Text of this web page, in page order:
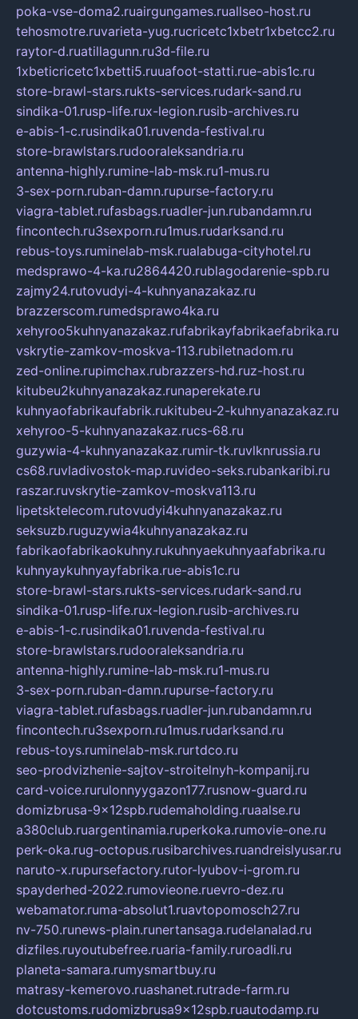
poka-vse-doma2.ruairgungames.ruallseo-host.ru
tehosmotre.ruvarieta-yug.rucricetc1xbetr1xbetcc2.ru
raytor-d.ruatillagunn.ru3d-file.ru
1xbeticricetc1xbetti5.ruuafoot-statti.rue-abis1c.ru
store-brawl-stars.rukts-services.rudark-sand.ru
sindika-01.rusp-life.rux-legion.rusib-archives.ru
e-abis-1-c.rusindika01.ruvenda-festival.ru
store-brawlstars.rudooraleksandria.ru
antenna-highly.rumine-lab-msk.ru1-mus.ru
3-sex-porn.ruban-damn.rupurse-factory.ru
viagra-tablet.rufasbags.ruadler-jun.rubandamn.ru
fincontech.ru3sexporn.ru1mus.rudarksand.ru
rebus-toys.ruminelab-msk.rualabuga-cityhotel.ru
medsprawo-4-ka.ru2864420.rublagodarenie-spb.ru
zajmy24.rutovudyi-4-kuhnyanazakaz.ru
brazzerscom.rumedsprawo4ka.ru
xehyroo5kuhnyanazakaz.rufabrikayfabrikaefabrika.ru
vskrytie-zamkov-moskva-113.rubiletnadom.ru
zed-online.rupimchax.rubrazzers-hd.ruz-host.ru
kitubeu2kuhnyanazakaz.runaperekate.ru
kuhnyaofabrikaufabrik.rukitubeu-2-kuhnyanazakaz.ru
xehyroo-5-kuhnyanazakaz.rucs-68.ru
guzywia-4-kuhnyanazakaz.rumir-tk.ruvlknrussia.ru
cs68.ruvladivostok-map.ruvideo-seks.rubankaribi.ru
raszar.ruvskrytie-zamkov-moskva113.ru
lipetsktelecom.rutovudyi4kuhnyanazakaz.ru
seksuzb.ruguzywia4kuhnyanazakaz.ru
fabrikaofabrikaokuhny.rukuhnyaekuhnyaafabrika.ru
kuhnyaykuhnyayfabrika.rue-abis1c.ru
store-brawl-stars.rukts-services.rudark-sand.ru
sindika-01.rusp-life.rux-legion.rusib-archives.ru
e-abis-1-c.rusindika01.ruvenda-festival.ru
store-brawlstars.rudooraleksandria.ru
antenna-highly.rumine-lab-msk.ru1-mus.ru
3-sex-porn.ruban-damn.rupurse-factory.ru
viagra-tablet.rufasbags.ruadler-jun.rubandamn.ru
fincontech.ru3sexporn.ru1mus.rudarksand.ru
rebus-toys.ruminelab-msk.rurtdco.ru
seo-prodvizhenie-sajtov-stroitelnyh-kompanij.ru
card-voice.rurulonnyygazon177.rusnow-guard.ru
domizbrusa-9x12spb.rudemaholding.ruaalse.ru
a380club.ruargentinamia.ruperkoka.rumovie-one.ru
perk-oka.rug-octopus.rusibarchives.ruandreislyusar.ru
naruto-x.rupursefactory.rutor-lyubov-i-grom.ru
spayderhed-2022.rumovieone.ruevro-dez.ru
webamator.ruma-absolut1.ruavtopomosch27.ru
nv-750.runews-plain.runertansaga.rudelanalad.ru
dizfiles.ruyoutubefree.ruaria-family.ruroadli.ru
planeta-samara.rumysmartbuy.ru
matrasy-kemerovo.ruashanet.rutrade-farm.ru
dotcustoms.rudomizbrusa9x12spb.ruautodamp.ru